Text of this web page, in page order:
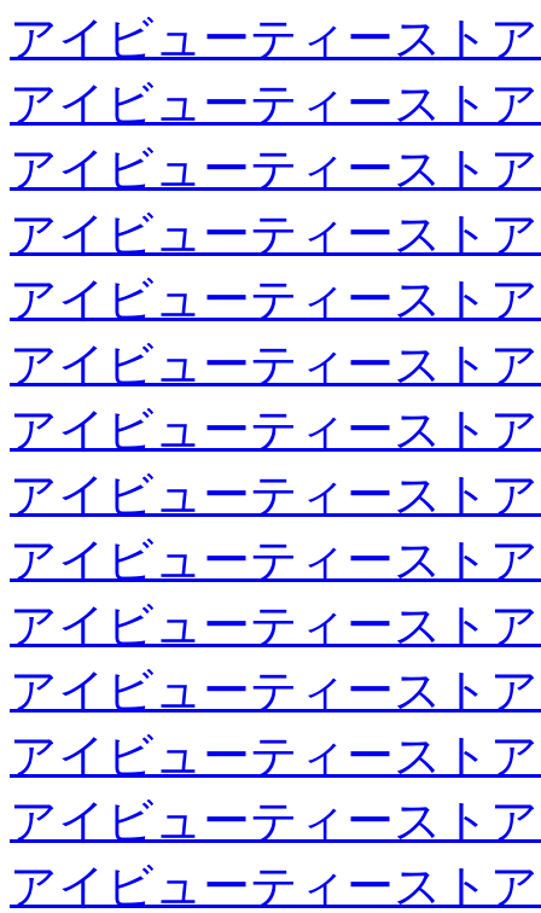
アイビューティースト
アイビューティースト
アイビューティースト
アイビューティースト
アイビューティースト
アイビューティースト
アイビューティースト
アイビューティースト
アイビューティースト
アイビューティースト
アイビューティースト
アイビューティースト
アイビューティースト
アイビューティースト